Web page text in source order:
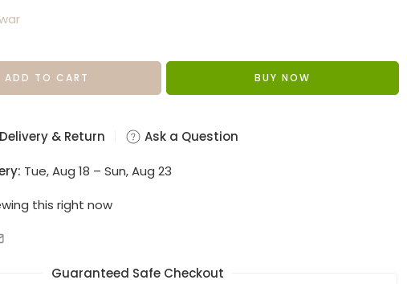
ADD TO CART BUY NOW
Delivery & Return Ask a Question
Tue, Aug 18 – Sun, Aug 23
this right now
Guaranteed Safe Checkout